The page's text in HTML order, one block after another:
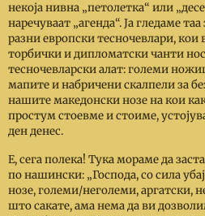
некоја нивна „петолетка“ или
наречуваат „агенда“. Ја гледаме
разни европски тесночевлари,
торбички и дипломатски чанти
тесночевларски алат: големи
мапите и набричени скалпели за
нашите македонски нозе на кои
простум стоевме и стоиме,
ден денес.
Е, сега полека! Тука мораме да
по нашински: „Господа, со сила
нозе, големи/неголеми, аргатски,
што сакате, ама нема да ви